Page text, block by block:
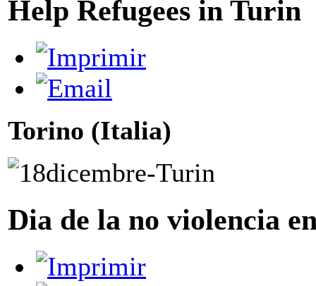
Help Refugees in Turin
Torino (Italia)
Dia de la no violencia